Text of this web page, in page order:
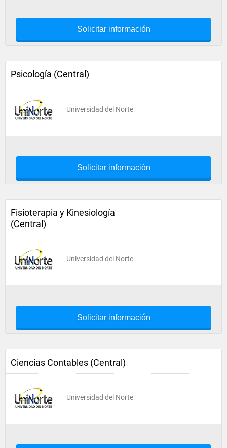
Solicitar información
Psicología (Central)
Universidad del Norte
Solicitar información
Fisioterapia y Kinesiología
(Central)
Universidad del Norte
Solicitar información
Ciencias Contables (Central)
Universidad del Norte